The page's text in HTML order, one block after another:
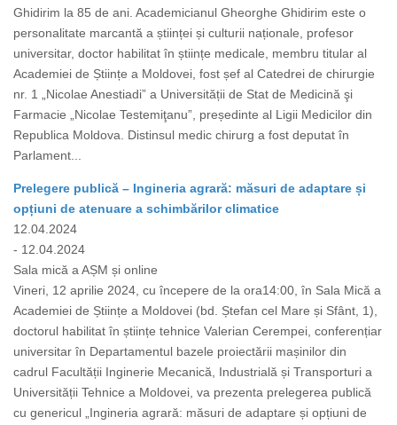
Ghidirim la 85 de ani. Academicianul Gheorghe Ghidirim este o
personalitate marcantă a științei și culturii naționale, profesor
universitar, doctor habilitat în științe medicale, membru titular al
Academiei de Științe a Moldovei, fost șef al Catedrei de chirurgie
nr. 1 „Nicolae Anestiadi” a Universității de Stat de Medicină şi
Farmacie „Nicolae Testemiţanu”, președinte al Ligii Medicilor din
Republica Moldova. Distinsul medic chirurg a fost deputat în
Parlament...
Prelegere publică – Ingineria agrară: măsuri de adaptare și
opțiuni de atenuare a schimbărilor climatice
12.04.2024
- 12.04.2024
Sala mică a AȘM și online
Vineri, 12 aprilie 2024, cu începere de la ora14:00, în Sala Mică a
Academiei de Științe a Moldovei (bd. Ștefan cel Mare și Sfânt, 1),
doctorul habilitat în științe tehnice Valerian Cerempei, conferențiar
universitar în Departamentul bazele proiectării mașinilor din
cadrul Facultății Inginerie Mecanică, Industrială și Transporturi a
Universității Tehnice a Moldovei, va prezenta prelegerea publică
cu genericul „Ingineria agrară: măsuri de adaptare și opțiuni de